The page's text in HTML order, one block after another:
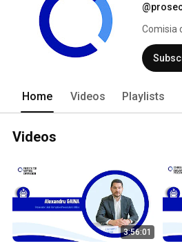
Comisia
unică a
Home Videos Playlists
Videos
3:56:01